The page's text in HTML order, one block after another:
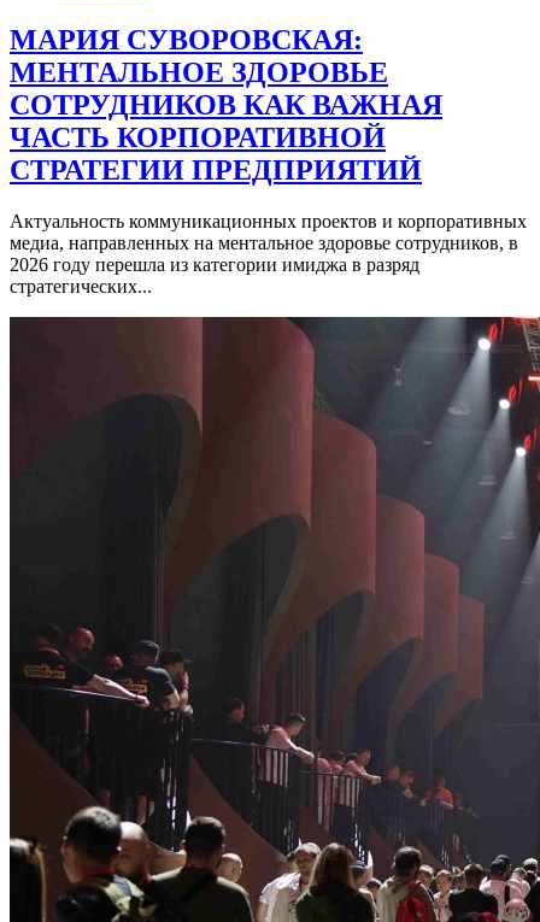
МАРИЯ СУВОРОВСКАЯ:
МЕНТАЛЬНОЕ ЗДОРОВЬЕ
СОТРУДНИКОВ КАК ВАЖНАЯ
ЧАСТЬ КОРПОРАТИВНОЙ
СТРАТЕГИИ ПРЕДПРИЯТИЙ
Актуальность коммуникационных проектов и корпоративных
медиа, направленных на ментальное здоровье сотрудников, в
2026 году перешла из категории имиджа в разряд
стратегических...